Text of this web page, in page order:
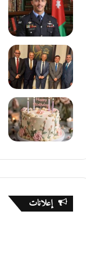
إعلانات